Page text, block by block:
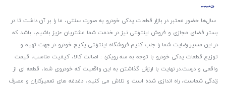
سال‌ها حضور معتبر در بازار قطعات یدکی خودرو به صورت سنتی، ما را بر آن داشت تا در
بستر فضای مجازی و فروش اینترنتی نیز در خدمت شما مشتریان عزیز باشیم، باشد که
در این مسیر رضایت شما را جلب کنیم.فروشگاه اینترنتی پکیج خودرو در جهت تهیه و
توزیع قطعات یدکی خودرو با توجه به سه رویکرد : اصالت کالا، کیفیت مناسب، قیمت
واقعی و درست.در نهایت با ارزش گذاشتن به این واقعیت که خودروی شما، قطعه ای از
زندگی شماست، راه اندازی شده است و تلاش می کنیم، دغدغه های تعمیرکاران و مصرف